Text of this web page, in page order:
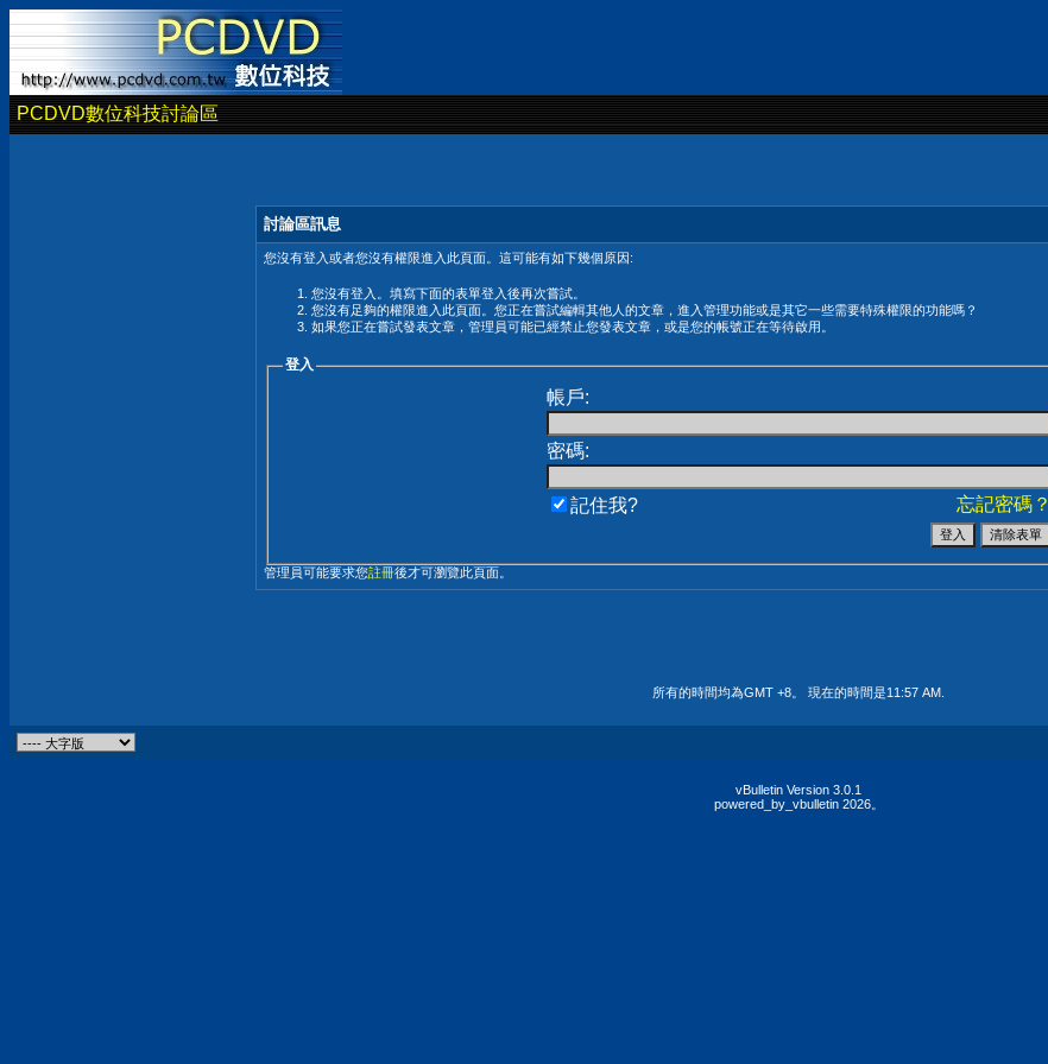
PCDVD數位科技討論區
討論區訊息
您沒有登入或者您沒有權限進入此頁面。這可能有如下幾個原因:
您沒有登入。填寫下面的表單登入後再次嘗試。
您沒有足夠的權限進入此頁面。您正在嘗試編輯其他人的文章，進入管理功能或是其它一些需要特殊權限的功能嗎？
如果您正在嘗試發表文章，管理員可能已經禁止您發表文章，或是您的帳號正在等待啟用。
登入
帳戶:
密碼:
忘記密碼？
記住我?
管理員可能要求您註冊後才可瀏覽此頁面。
所有的時間均為GMT +8。 現在的時間是11:57 AM
vBulletin Version 3.0.1
powered_by_vbulletin 2026。